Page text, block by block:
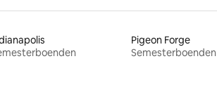
Pigeon Forge
Semesterboenden